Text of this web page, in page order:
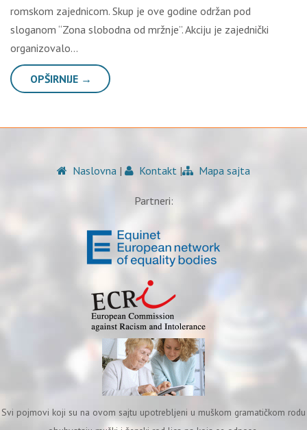
romskom zajednicom. Skup je ove godine održan pod
sloganom “Zona slobodna od mržnje”. Akciju je zajednički
organizovalo…
OPŠIRNIJE →
Naslovna | Kontakt | Mapa sajta
Partneri:
Svi pojmovi koji su na ovom sajtu upotrebljeni u muškom gramatičkom rodu